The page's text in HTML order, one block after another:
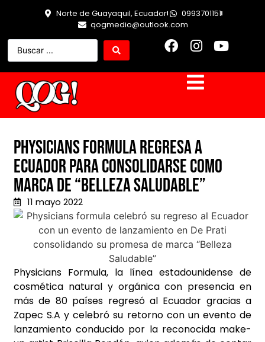
Norte de Guayaquil, Ecuador
0993701151
qogmedio@outlook.com
Physicians Formula regresa a
Ecuador para consolidarse como
marca de “Belleza Saludable”
11 mayo 2022
Physicians Formula, la línea estadounidense de
cosmética natural y orgánica con presencia en
más de 80 países regresó al Ecuador gracias a
Zapec S.A y celebró su retorno con un evento de
lanzamiento conducido por la reconocida make-